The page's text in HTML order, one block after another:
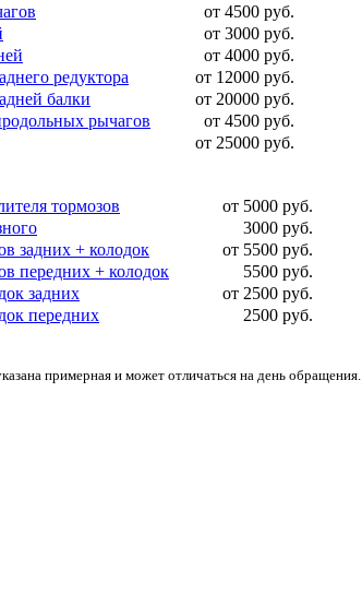
от 4500 руб.
от 3000 руб.
от 4000 руб.
редуктора
от 12000 руб.
балки
от 20000 руб.
рычагов
от 4500 руб.
от 25000 руб.
тормозов
от 5000 руб.
3000 руб.
задних + колодок
от 5500 руб.
передних + колодок
5500 руб.
задних
от 2500 руб.
передних
2500 руб.
примерная и может отличаться на день обращения.